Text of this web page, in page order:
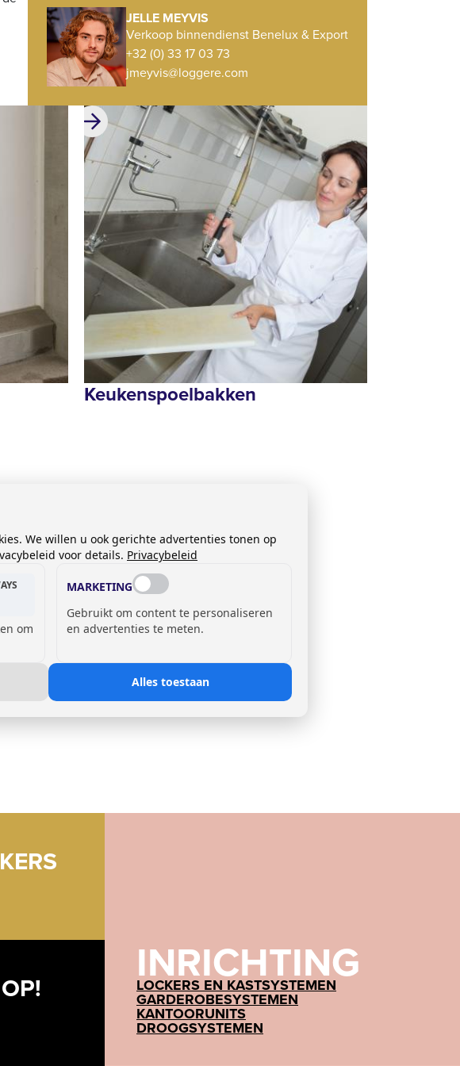
JELLE MEYVIS
Verkoop binnendienst Benelux & Export
+32 (0) 33 17 03 73
jmeyvis@loggere.com
Keukenspoelbakken
INRICHTING
LOCKERS EN KASTSYSTEMEN
GARDEROBESYSTEMEN
KANTOORUNITS
DROOGSYSTEMEN
We willen u ook gerichte advertenties tonen op
voor details. Privacybeleid
om
MARKETING
Gebruikt om content te personaliseren
en advertenties te meten.
Alles toestaan